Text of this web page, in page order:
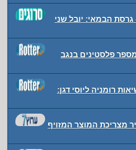
הבמאי: יובל שני
פלסטינים בנגב
רומניה ליוסי דגן:
מצריכת המוצר המזויף